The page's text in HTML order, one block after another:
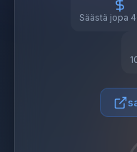
Säästä jopa